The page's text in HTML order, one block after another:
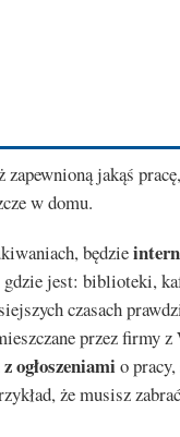
jakąś
w domu.
będzie
gdzie jest: biblioteki,
czasach
przez firmy
ogłoszeniamio pracy,
że musisz